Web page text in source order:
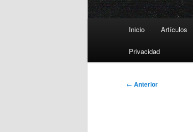
Inicio Artículos
Privacidad
Navegación
← Anterior